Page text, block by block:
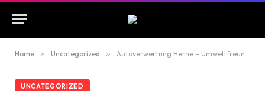
Home » Uncategorized » Autoverwertung Herne – Umweltfreundliche und Schnelle Fahrzeugentsorgung bei 360-mobile
UNCATEGORIZED